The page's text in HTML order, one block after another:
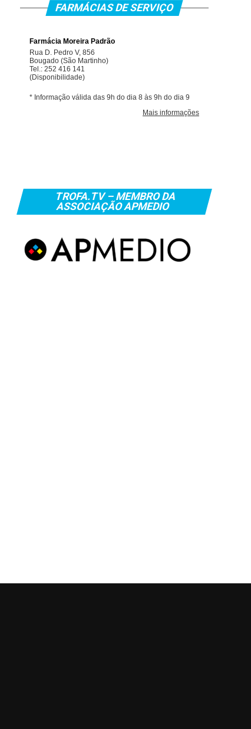
FARMÁCIAS DE SERVIÇO
TROFA.TV – MEMBRO DA
ASSOCIAÇÃO APMEDIO